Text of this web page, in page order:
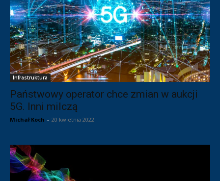
Infrastruktura
Państwowy operator chce zmian w aukcji
5G. Inni milczą
Michał Koch - 20 kwietnia 2022